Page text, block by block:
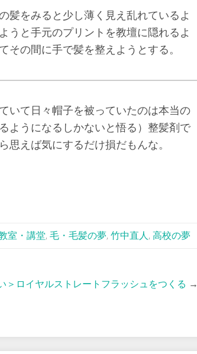
髪をみると少し薄く見え乱れているよ
うと手元のプリントを教壇に隠れるよ
その間に手で髪を整えようとする。
いて日々帽子を被っていたのは本当の
ようになるしかないと悟る）整髪剤で
思えば気にするだけ損だもんな。
室・講堂, 毛・毛髪の夢, 竹中直人, 高校の夢
＞ロイヤルストレートフラッシュをつくる →